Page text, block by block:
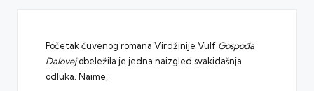
Početak čuvenog romana Virdžinije Vulf Gospođa
Dalovejobeležila je jedna naizgled svakidašnja
odluka. Naime,